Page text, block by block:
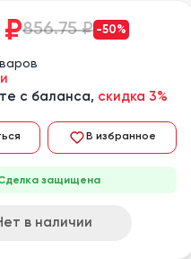
₽856.75 ₽ -50%
с баланса, скидка 3%
В избранное
защищена
в наличии